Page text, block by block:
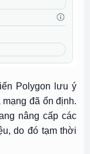
Polygon lưu ý
đã ổn định.
nâng cấp các
do đó tạm thời